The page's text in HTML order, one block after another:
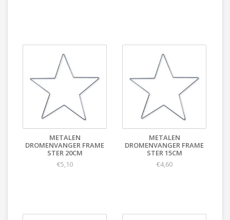
METALEN
DROMENVANGER FRAME
STER 20CM
€5,10
METALEN
DROMENVANGER FRAME
STER 15CM
€4,60